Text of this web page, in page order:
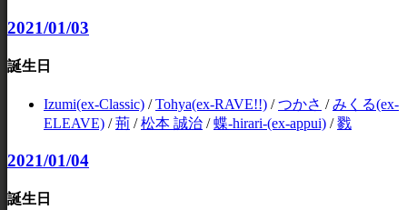
2021/01/03
誕生日
Izumi(ex-Classic) /Tohya(ex-RAVE!!) /つかさ /みくる(ex-
ELEAVE) /荊 /松本 誠治 /蝶-hirari-(ex-appui) /戮
2021/01/04
誕生日